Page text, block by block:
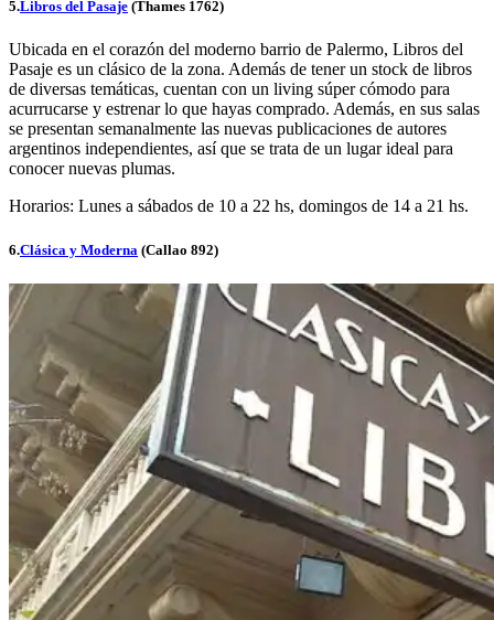
5.Libros del Pasaje (Thames 1762)
Ubicada en el corazón del moderno barrio de Palermo, Libros del
Pasaje es un clásico de la zona. Además de tener un stock de libros
de diversas temáticas, cuentan con un living súper cómodo para
acurrucarse y estrenar lo que hayas comprado. Además, en sus salas
se presentan semanalmente las nuevas publicaciones de autores
argentinos independientes, así que se trata de un lugar ideal para
conocer nuevas plumas.
Horarios: Lunes a sábados de 10 a 22 hs, domingos de 14 a 21 hs.
6.Clásica y Moderna (Callao 892)